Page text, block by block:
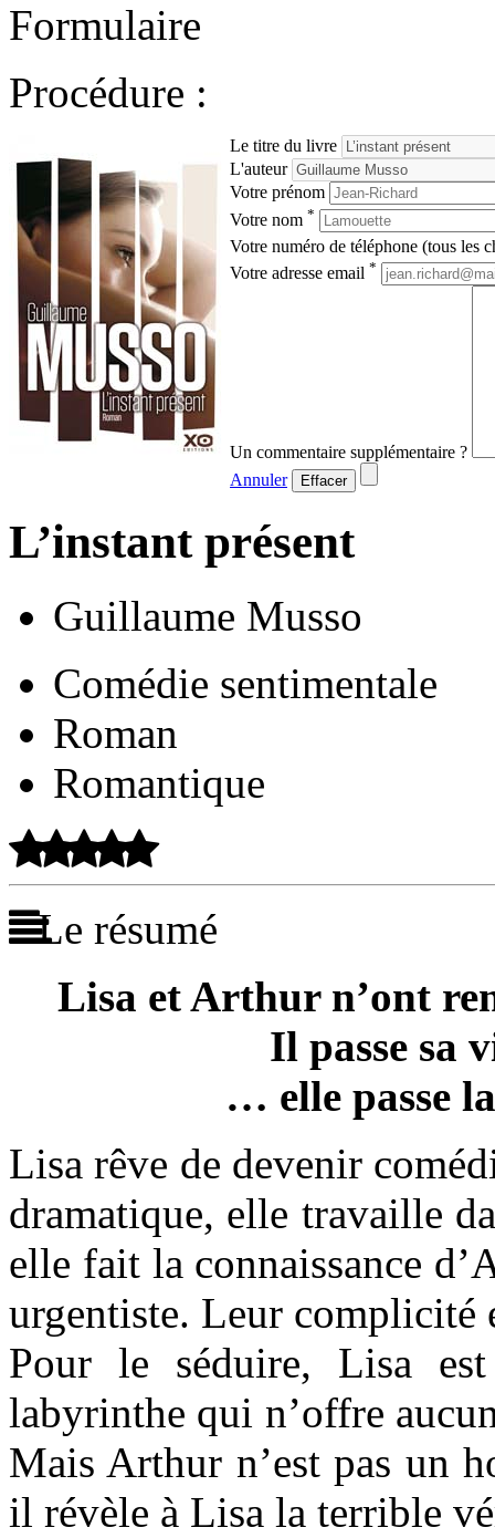
Formulaire
Procédure :
Le titre du livre
L'auteur
Votre prénom
Votre nom *
Votre numéro de téléphone (tous les
Votre adresse email *
Un commentaire supplémentaire ?
Annuler
Effacer
L’instant présent
Guillaume Musso
Comédie sentimentale
Roman
Romantique
Le résumé
Lisa et Arthur n’ont
Il passe sa
… elle passe
Lisa rêve de devenir
dramatique, elle travaille
elle fait la connaissance
urgentiste. Leur complicité
Pour le séduire, Lisa
labyrinthe qui n’offre
Mais Arthur n’est pas un
il révèle à Lisa la terrible